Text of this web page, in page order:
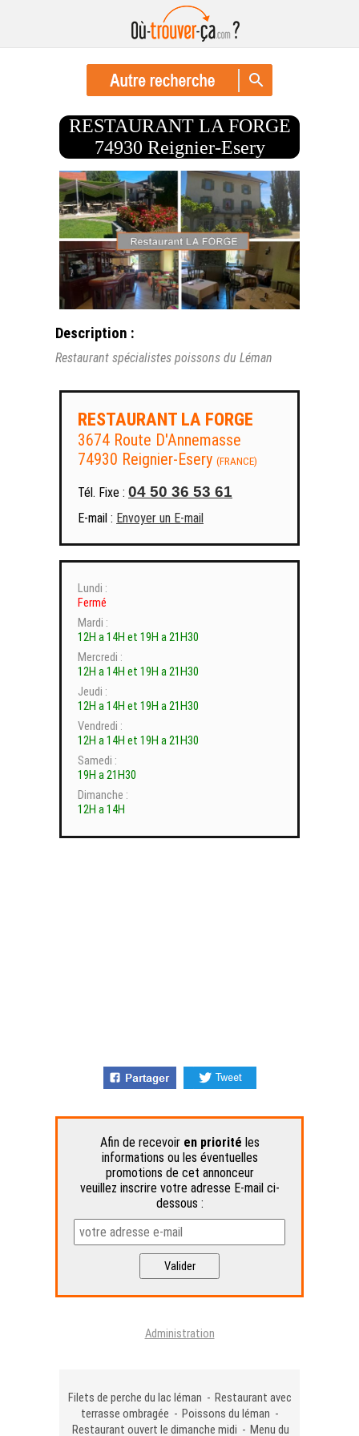
RESTAURANT LA FORGE
74930 Reignier-Esery
Description :
Restaurant spécialistes poissons du Léman
RESTAURANT LA FORGE
3674 Route D'Annemasse
74930 Reignier-Esery (FRANCE)
Tél. Fixe : 04 50 36 53 61
E-mail : Envoyer un E-mail
Lundi :
Fermé
Mardi :
12H a 14H et 19H a 21H30
Mercredi :
12H a 14H et 19H a 21H30
Jeudi :
12H a 14H et 19H a 21H30
Vendredi :
12H a 14H et 19H a 21H30
Samedi :
19H a 21H30
Dimanche :
12H a 14H
Afin de recevoir en priorité les
informations ou les éventuelles
promotions de cet annonceur
veuillez inscrire votre adresse E-mail ci-
dessous :
Administration
Filets de perche du lac léman - Restaurant avec
terrasse ombragée - Poissons du léman -
Restaurant ouvert le dimanche midi - Menu du